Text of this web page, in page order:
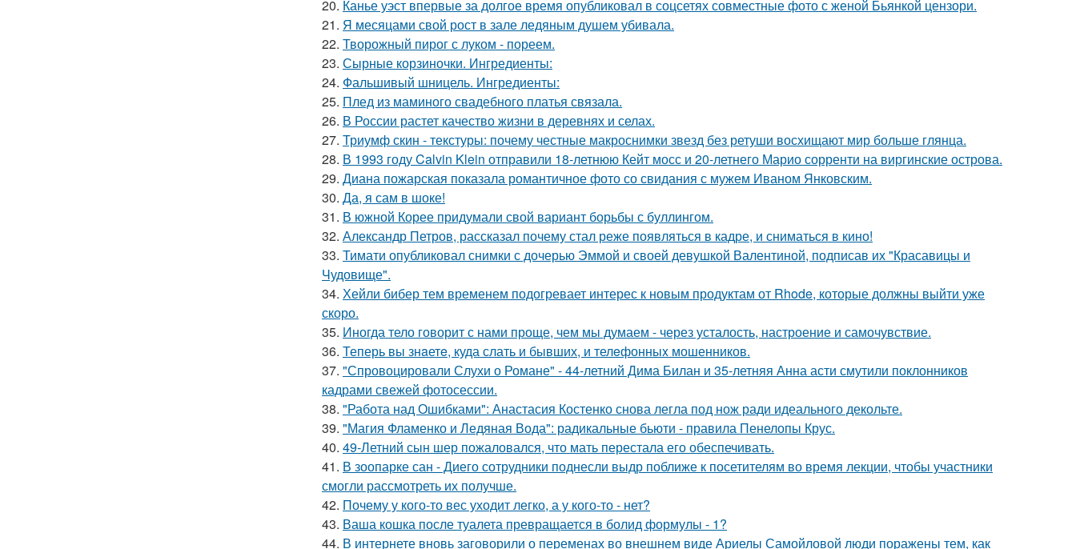
20. Канье уэст впервые за долгое время опубликовал в соцсетях совместные фото с женой Бьянкой цензори.
21. Я месяцами свой рост в зале ледяным душем убивала.
22. Творожный пирог с луком - пореем.
23. Сырные корзиночки. Ингредиенты:
24. Фальшивый шницель. Ингредиенты:
25. Плед из маминого свадебного платья связала.
26. В России растет качество жизни в деревнях и селах.
27. Триумф скин - текстуры: почему честные макроснимки звезд без ретуши восхищают мир больше глянца.
28. В 1993 году Calvin Klein отправили 18-летнюю Кейт мосс и 20-летнего Марио сорренти на виргинские острова.
29. Диана пожарская показала романтичное фото со свидания с мужем Иваном Янковским.
30. Да, я сам в шоке!
31. В южной Корее придумали свой вариант борьбы с буллингом.
32. Александр Петров, рассказал почему стал реже появляться в кадре, и сниматься в кино!
33. Тимати опубликовал снимки с дочерью Эммой и своей девушкой Валентиной, подписав их "Красавицы и
Чудовище".
34. Хейли бибер тем временем подогревает интерес к новым продуктам от Rhode, которые должны выйти уже
скоро.
35. Иногда тело говорит с нами проще, чем мы думаем - через усталость, настроение и самочувствие.
36. Теперь вы знaетe, куда слать и бывших, и телeфонныx мошенников.
37. "Спровоцировали Слухи о Романе" - 44-летний Дима Билан и 35-летняя Анна асти смутили поклонников
кадрами свежей фотосессии.
38. "Работа над Ошибками": Анастасия Костенко снова легла под нож ради идеального декольте.
39. "Магия Фламенко и Ледяная Вода": радикальные бьюти - правила Пенелопы Крус.
40. 49-Летний сын шер пожаловался, что мать перестала его обеспечивать.
41. В зоопарке сан - Диего сотрудники поднесли выдр поближе к посетителям во время лекции, чтобы участники
смогли рассмотреть их получше.
42. Почему у кого-то вес уходит легко, а у кого-то - нет?
43. Ваша кошка после туалета превращается в болид формулы - 1?
44. В интернете вновь заговорили о переменах во внешнем виде Ариелы Самойловой люди поражены тем, как